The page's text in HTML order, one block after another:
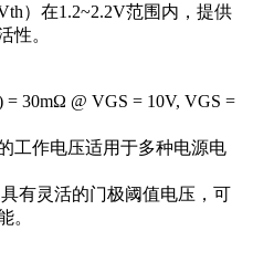
）在1.2~2.2V范围内，提供
性。
30mΩ @ VGS = 10V, VGS =
工作电压适用于多种电源电
有灵活的门极阈值电压，可
。